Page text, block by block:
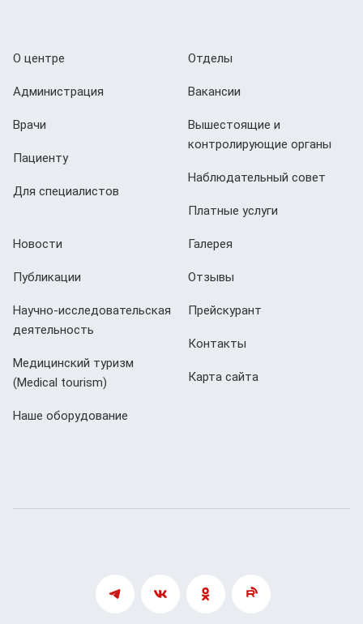
О центре
Администрация
Врачи
Пациенту
Для специалистов
Отделы
Вакансии
Вышестоящие и
контролирующие органы
Наблюдательный совет
Платные услуги
Новости
Публикации
Научно-исследовательская
деятельность
Медицинский туризм
(Мedical tourism)
Наше оборудование
Галерея
Отзывы
Прейскурант
Контакты
Карта сайта